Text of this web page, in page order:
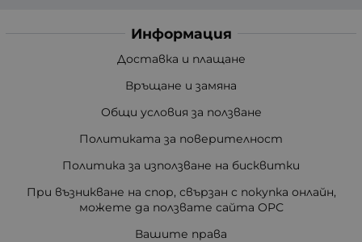
Информация
Доставка и плащане
Връщане и замяна
Общи условия за ползване
Политиката за поверителност
Политика за използване на бисквитки
При възникване на спор, свързан с покупка онлайн,
можете да ползвате сайта ОРС
Вашите права